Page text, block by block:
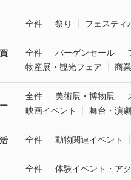
全件 祭り フェスティ
全件 バーゲンセール
物産展・観光フェア
商
全件 美術展・博物展
映画イベント
舞台・演劇
全件 動物関連イベント
全件 体験イベント・ア